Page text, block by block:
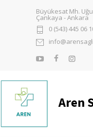
Büyükesat Mh.
Çankaya - Ankara
0 (543) 445 06
Aren